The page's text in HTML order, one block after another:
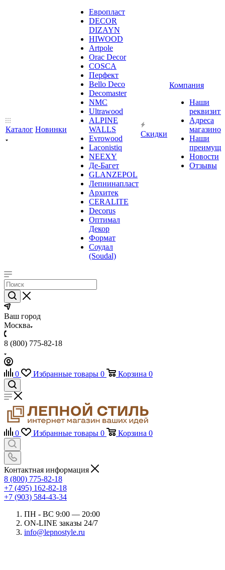
Каталог Новинки
Европласт
DECOR
DIZAYN
HIWOOD
Artpole
Orac Decor
COSCA
Перфект
Bello Deco
Decomaster
NMС
Ultrawood
ALPINE
WALLS
Evrowood
Laconistiq
NEEXY
Де-Багет
GLANZEPOL
Лепнинапласт
Архитек
CERALITE
Decorus
Оптимал
Декор
Формат
Соудал
(Soudal)
Скидки
Компания
Наши
Адреса
магазинов
Наши
Новости
Отзывы
Ваш город
Москва
8 (800) 775-82-18
0 Избранные товары 0 Корзина 0
0 Избранные товары 0 Корзина 0
Контактная информация
8 (800) 775-82-18
+7 (495) 162-82-18
+7 (903) 584-43-34
ПН - ВС 9:00 — 20:00
ON-LINE заказы 24/7
info@lepnostyle.ru